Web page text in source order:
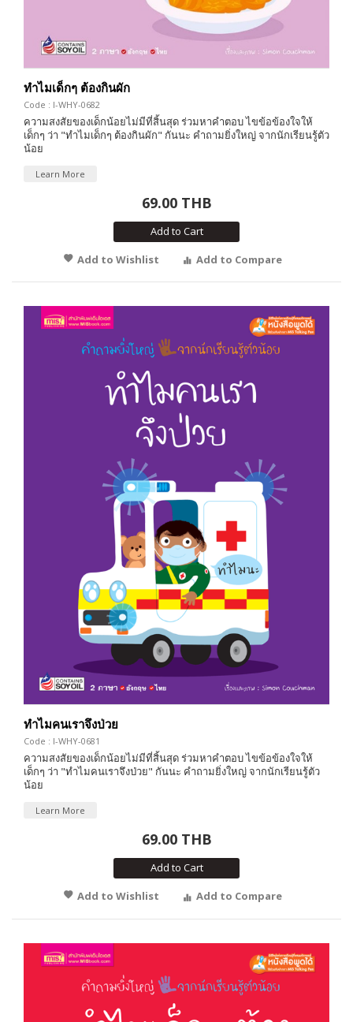
ทำไมเด็กๆ ต้องกินผัก
Code : I-WHY-0682
ความสงสัยของเด็กน้อยไม่มีที่สิ้นสุด ร่วมหาคำตอบ ไขข้อข้องใจให้
เด็กๆ ว่า "ทำไมเด็กๆ ต้องกินผัก" กันนะ คำถามยิ่งใหญ่ จากนักเรียนรู้ตัว
น้อย
Learn More
69.00 THB
Add to Cart
Add to Wishlist
Add to Compare
ทำไมคนเราจึงป่วย
Code : I-WHY-0681
ความสงสัยของเด็กน้อยไม่มีที่สิ้นสุด ร่วมหาคำตอบ ไขข้อข้องใจให้
เด็กๆ ว่า "ทำไมคนเราจึงป่วย" กันนะ คำถามยิ่งใหญ่ จากนักเรียนรู้ตัว
น้อย
Learn More
69.00 THB
Add to Cart
Add to Wishlist
Add to Compare